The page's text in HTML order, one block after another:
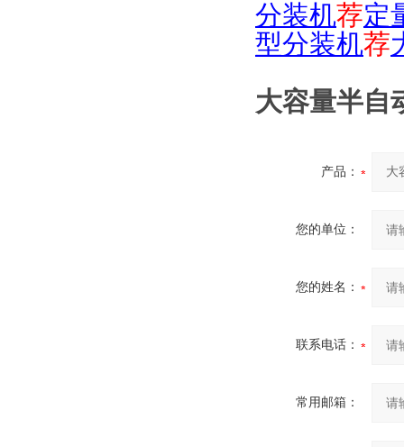
分装机荐定
型分装机荐
大容量半自
产品：
您的单位：
您的姓名：
联系电话：
常用邮箱：